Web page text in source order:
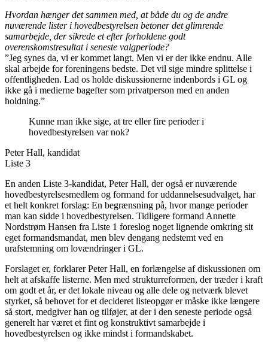
Hvordan hænger det sammen med, at både du og de andre
nuværende lister i hovedbestyrelsen betoner det glimrende
samarbejde, der sikrede et efter forholdene godt
overenskomstresultat i seneste valgperiode?
”Jeg synes da, vi er kommet langt. Men vi er der ikke endnu. Alle
skal arbejde for foreningens bedste. Det vil sige mindre splittelse i
offentligheden. Lad os holde diskussionerne indenbords i GL og
ikke gå i medierne bagefter som privatperson med en anden
holdning.”
Kunne man ikke sige, at tre eller fire perioder i
hovedbestyrelsen var nok?
Peter Hall, kandidat
Liste 3
En anden Liste 3-kandidat, Peter Hall, der også er nuværende
hovedbestyrelsesmedlem og formand for uddannelsesudvalget, har
et helt konkret forslag: En begrænsning på, hvor mange perioder
man kan sidde i hovedbestyrelsen. Tidligere formand Annette
Nordstrøm Hansen fra Liste 1 foreslog noget lignende omkring sit
eget formandsmandat, men blev dengang nedstemt ved en
urafstemning om lovændringer i GL.
Forslaget er, forklarer Peter Hall, en forlængelse af diskussionen om
helt at afskaffe listerne. Men med strukturreformen, der træder i kraft
om godt et år, er det lokale niveau og alle dele og netværk blevet
styrket, så behovet for et decideret listeopgør er måske ikke længere
så stort, medgiver han og tilføjer, at der i den seneste periode også
generelt har været et fint og konstruktivt samarbejde i
hovedbestyrelsen og ikke mindst i formandskabet.